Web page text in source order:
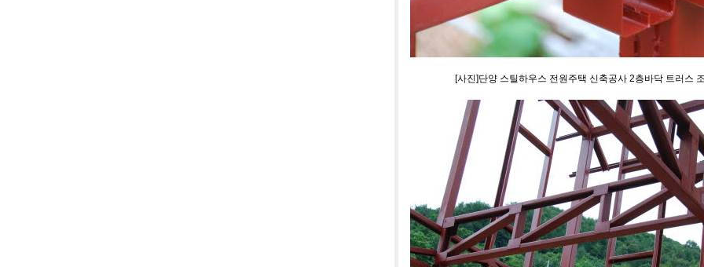
[사진]단양 스틸하우스 전원주택 신축공사 2층바닥 트러스